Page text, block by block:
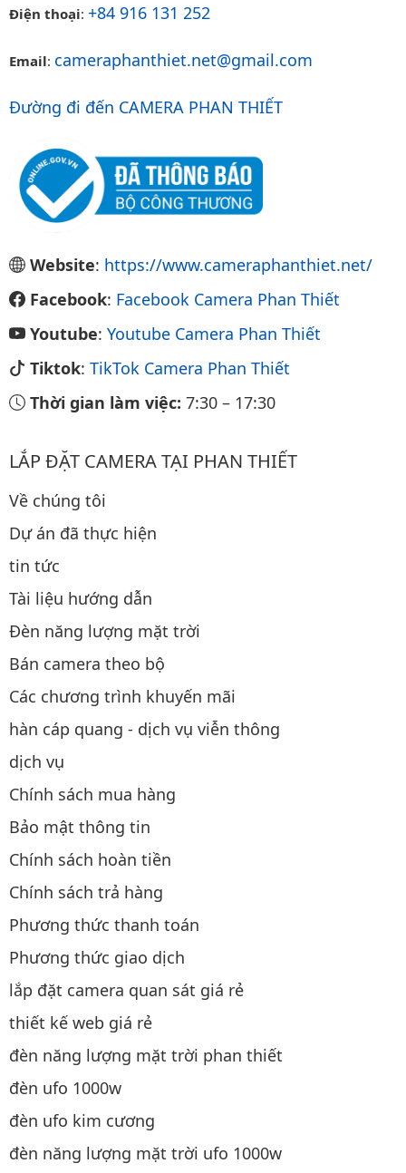
Điện thoại: +84 916 131 252
Email: cameraphanthiet.net@gmail.com
Đường đi đến CAMERA PHAN THIẾT
Website: https://www.cameraphanthiet.net/
Facebook: Facebook Camera Phan Thiết
Youtube: Youtube Camera Phan Thiết
Tiktok: TikTok Camera Phan Thiết
Thời gian làm việc: 7:30 – 17:30
LẮP ĐẶT CAMERA TẠI PHAN THIẾT
Về chúng tôi
Dự án đã thực hiện
tin tức
Tài liệu hướng dẫn
Đèn năng lượng mặt trời
Bán camera theo bộ
Các chương trình khuyến mãi
hàn cáp quang - dịch vụ viễn thông
dịch vụ
Chính sách mua hàng
Bảo mật thông tin
Chính sách hoàn tiền
Chính sách trả hàng
Phương thức thanh toán
Phương thức giao dịch
lắp đặt camera quan sát giá rẻ
thiết kế web giá rẻ
đèn năng lượng mặt trời phan thiết
đèn ufo 1000w
đèn ufo kim cương
đèn năng lượng mặt trời ufo 1000w